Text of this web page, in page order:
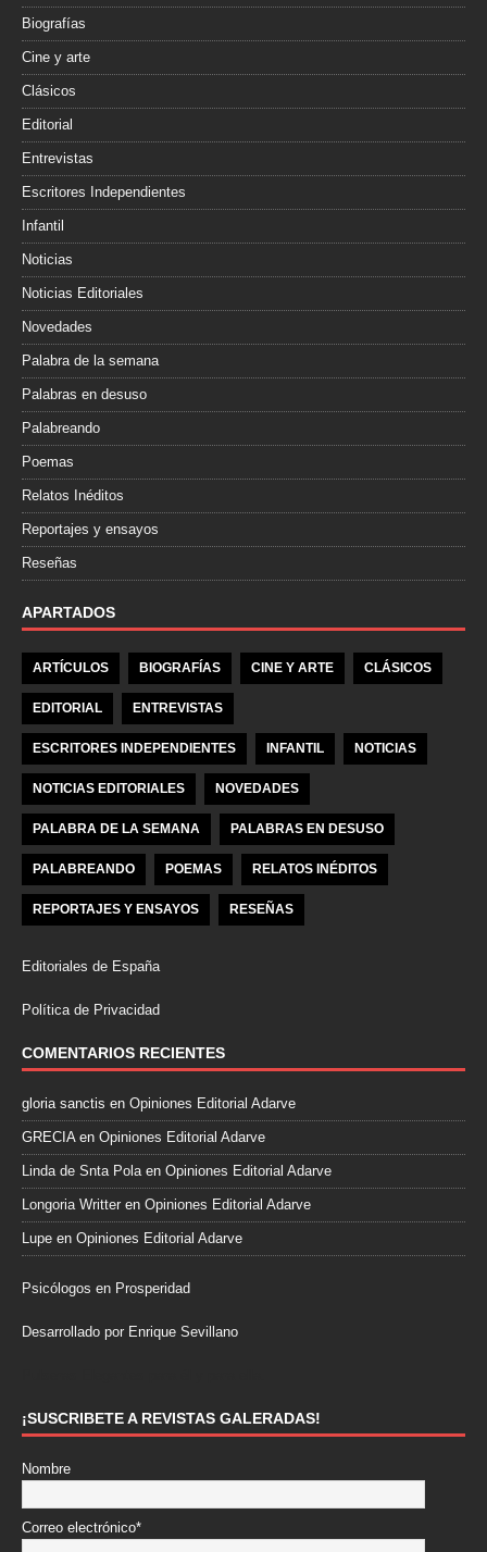
Biografías
Cine y arte
Clásicos
Editorial
Entrevistas
Escritores Independientes
Infantil
Noticias
Noticias Editoriales
Novedades
Palabra de la semana
Palabras en desuso
Palabreando
Poemas
Relatos Inéditos
Reportajes y ensayos
Reseñas
APARTADOS
ARTÍCULOS BIOGRAFÍAS CINE Y ARTE CLÁSICOS
EDITORIAL ENTREVISTAS
ESCRITORES INDEPENDIENTES INFANTIL NOTICIAS
NOTICIAS EDITORIALES NOVEDADES
PALABRA DE LA SEMANA PALABRAS EN DESUSO
PALABREANDO POEMAS RELATOS INÉDITOS
REPORTAJES Y ENSAYOS RESEÑAS
Editoriales de España
Política de Privacidad
COMENTARIOS RECIENTES
gloria sanctis en Opiniones Editorial Adarve
GRECIAen Opiniones Editorial Adarve
Linda de Snta Polaen Opiniones Editorial Adarve
Longoria Writter en Opiniones Editorial Adarve
Lupe en Opiniones Editorial Adarve
Psicólogos en Prosperidad
Desarrollado por Enrique Sevillano
¡SUSCRIBETE A REVISTAS GALERADAS!
Nombre
Correo electrónico*